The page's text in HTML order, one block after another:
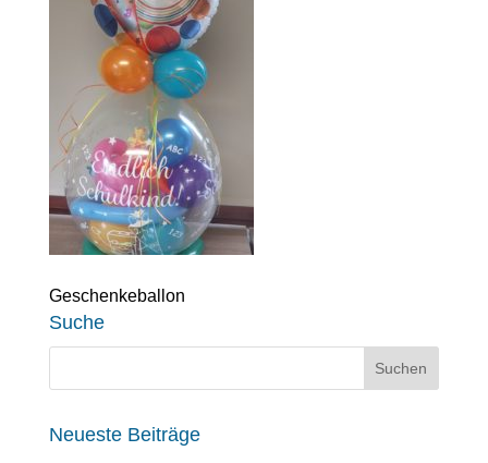
Geschenkeballon
Suche
Neueste Beiträge